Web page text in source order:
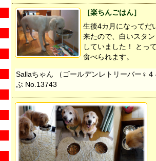
［楽ちんごはん］
生後4カ月になってだ
来たので、白いスタ
していました！ とっ
食べられます。
Sallaちゃん （ゴールデンレトリーバー♀４
ぶ No.13743